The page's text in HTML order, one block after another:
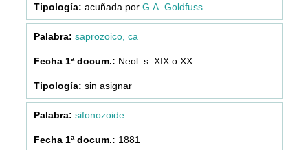
acuñada por G.A. Goldfuss
saprozoico, ca
Neol. s. XIX o XX
sin asignar
sifonozoide
1881